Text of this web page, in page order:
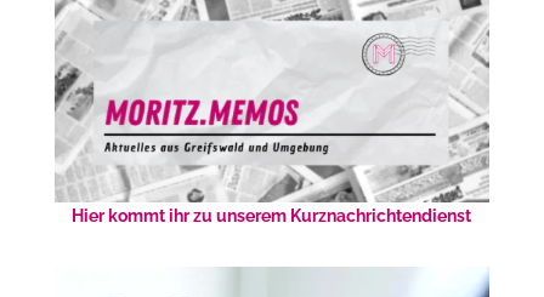
Hier kommt ihr zu unserem Kurznachrichtendienst